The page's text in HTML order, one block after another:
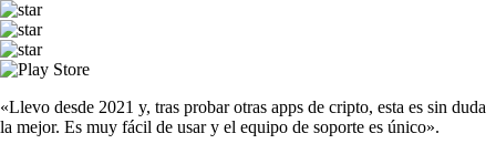
«Llevo desde 2021 y, tras probar otras apps de cripto, esta es sin duda
la mejor. Es muy fácil de usar y el equipo de soporte es único».